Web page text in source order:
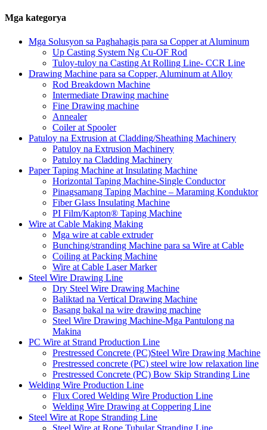
Mga kategorya
Mga Solusyon sa Paghahagis para sa Copper at Aluminum
Up Casting System Ng Cu-OF Rod
Tuloy-tuloy na Casting At Rolling Line- CCR Line
Drawing Machine para sa Copper, Aluminum at Alloy
Rod Breakdown Machine
Intermediate Drawing machine
Fine Drawing machine
Annealer
Coiler at Spooler
Patuloy na Extrusion at Cladding/Sheathing Machinery
Patuloy na Extrusion Machinery
Patuloy na Cladding Machinery
Paper Taping Machine at Insulating Machine
Horizontal Taping Machine-Single Conductor
Pinagsamang Taping Machine – Maraming Konduktor
Fiber Glass Insulating Machine
PI Film/Kapton® Taping Machine
Wire at Cable Making Making
Mga wire at cable extruder
Bunching/stranding Machine para sa Wire at Cable
Coiling at Packing Machine
Wire at Cable Laser Marker
Steel Wire Drawing Line
Dry Steel Wire Drawing Machine
Baliktad na Vertical Drawing Machine
Basang bakal na wire drawing machine
Steel Wire Drawing Machine-Mga Pantulong na
Makina
PC Wire at Strand Production Line
Prestressed Concrete (PC)Steel Wire Drawing Machine
Prestressed concrete (PC) steel wire low relaxation line
Prestressed Concrete (PC) Bow Skip Stranding Line
Welding Wire Production Line
Flux Cored Welding Wire Production Line
Welding Wire Drawing at Coppering Line
Steel Wire at Rope Stranding Line
Steel Wire at Rope Tubular Stranding Line